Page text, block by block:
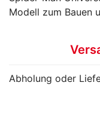
Modell zum Bauen
Abholung oder